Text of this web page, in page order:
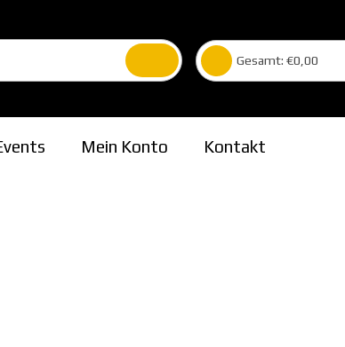
Gesamt: €0,00
Mein Konto Kontakt